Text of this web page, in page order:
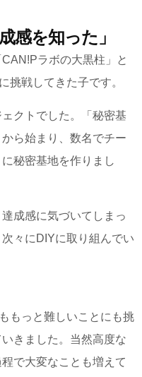
感を知った」
ラボの大黒柱」と
挑戦してきた子です。
クトでした。「秘密基
ら始まり、数名でチー
秘密基地を作りまし
成感に気づいてしまっ
々にDIYに取り組んでい
もっと難しいことにも挑
きました。当然高度な
で大変なことも増えて